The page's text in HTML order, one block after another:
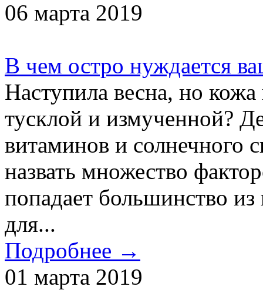
06 марта 2019
В чем остро нуждается
Наступила весна, но
тусклой и измученной?
витаминов и
назвать множество
попадает большинство из
для...
Подробнее →
01 марта 2019